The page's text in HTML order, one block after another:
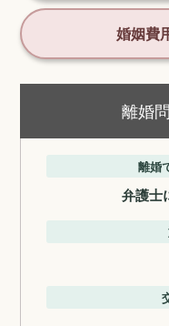
婚姻費
離婚
離婚
弁護士